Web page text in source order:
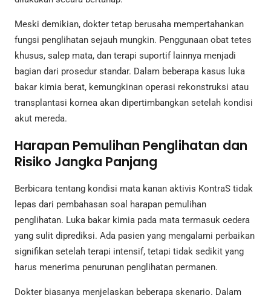
Meski demikian, dokter tetap berusaha mempertahankan
fungsi penglihatan sejauh mungkin. Penggunaan obat tetes
khusus, salep mata, dan terapi suportif lainnya menjadi
bagian dari prosedur standar. Dalam beberapa kasus luka
bakar kimia berat, kemungkinan operasi rekonstruksi atau
transplantasi kornea akan dipertimbangkan setelah kondisi
akut mereda.
Harapan Pemulihan Penglihatan dan
Risiko Jangka Panjang
Berbicara tentang kondisi mata kanan aktivis KontraS tidak
lepas dari pembahasan soal harapan pemulihan
penglihatan. Luka bakar kimia pada mata termasuk cedera
yang sulit diprediksi. Ada pasien yang mengalami perbaikan
signifikan setelah terapi intensif, tetapi tidak sedikit yang
harus menerima penurunan penglihatan permanen.
Dokter biasanya menjelaskan beberapa skenario. Dalam